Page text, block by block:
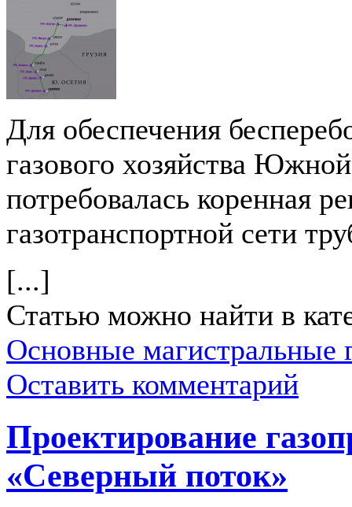
Для обеспечения
газового хозяйства
потребовалась коренная
газотранспортной сети
[...]
Статью можно найти в
Основные магистральные
Оставить комментарий
Проектирование
«Северный поток»